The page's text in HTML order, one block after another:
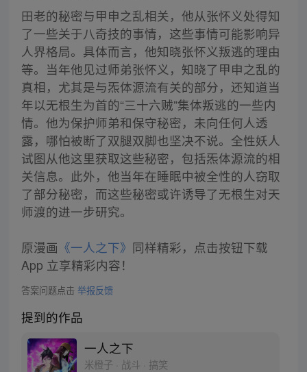
田老的秘密与甲申之乱相关，他从张怀义处得知
了一些关于八奇技的事情，这些事情可能影响异
人界格局。具体而言，他知晓张怀义叛逃的理由
等。当年他见过师弟张怀义，知晓了甲申之乱的
真相，尤其是与炁体源流有关的部分，还知道当
年以无根生为首的“三十六贼”集体叛逃的一些内
情。他为保护师弟和保守秘密，未向任何人透
露，哪怕被断了双腿双脚也坚决不说。全性妖人
试图从他这里获取这些秘密，包括炁体源流的相
关信息。此外，他当年在睡眠中被全性的人窃取
了部分秘密，而这些秘密或许诱导了无根生对天
师渡的进一步研究。
原漫画 《一人之下》 同样精彩，点击按钮下载
App 立享精彩内容！
答案问题点击 举报反馈
提到的作品
一人之下
米橙子 · 战斗 · 搞笑